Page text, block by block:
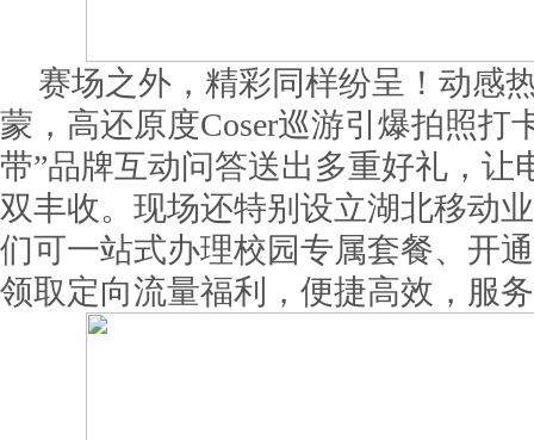
赛场之外，精彩同样纷呈！动感
蒙，高还原度Coser巡游引爆拍照打
带”品牌互动问答送出多重好礼，让
双丰收。现场还特别设立湖北移动
们可一站式办理校园专属套餐、开
领取定向流量福利，便捷高效，服